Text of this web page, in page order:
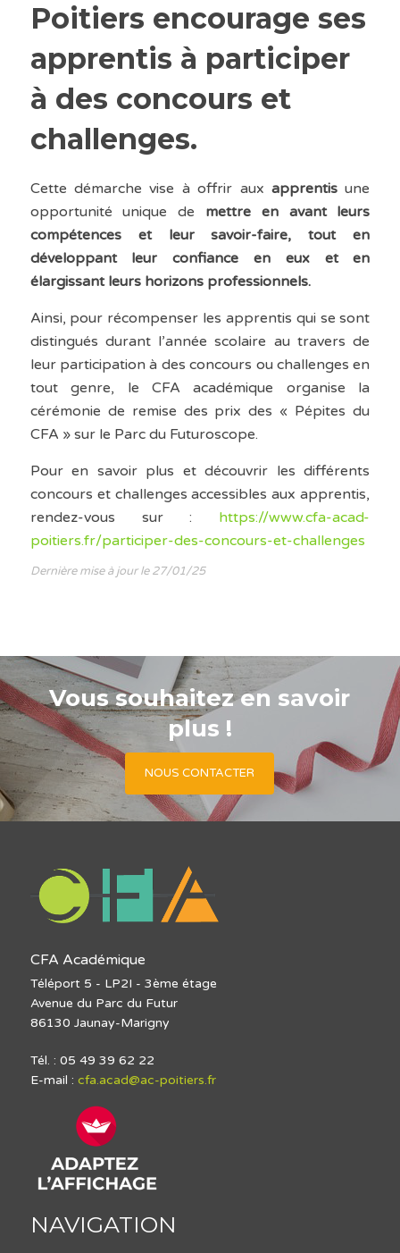
Poitiers encourage ses
apprentis à participer
à des concours et
challenges.
Cette démarche vise à offrir aux apprentisune
opportunité unique de mettre en avant leurs
compétences et leur savoir-faire, tout en
développant leur confiance en eux et en
élargissant leurs horizons professionnels.
Ainsi, pour récompenser les apprentis qui se sont
distingués durant l’année scolaire au travers de
leur participation à des concours ou challenges en
tout genre, le CFA académique organise la
cérémonie de remise des prix des « Pépites du
CFA » sur le Parc du Futuroscope.
Pour en savoir plus et découvrir les différents
concours et challenges accessibles aux apprentis,
rendez-vous sur : https://www.cfa-acad-
poitiers.fr/participer-des-concours-et-challenges
Dernière mise à jour le 27/01/25
Vous souhaitez en savoir
plus !
NOUS CONTACTER
CFA Académique
Téléport 5 - LP2I - 3ème étage
Avenue du Parc du Futur
86130 Jaunay-Marigny
Tél. : 05 49 39 62 22
E-mail : cfa.acad@ac-poitiers.fr
NAVIGATION